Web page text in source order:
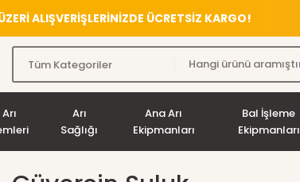
ALIŞVERİŞLERİNİZDE ÜCRETSİZ KARGO!
Arı
Arı
Sağlığı
Ana Arı
Ekipmanları
Bal İşleme
Ekipmanları